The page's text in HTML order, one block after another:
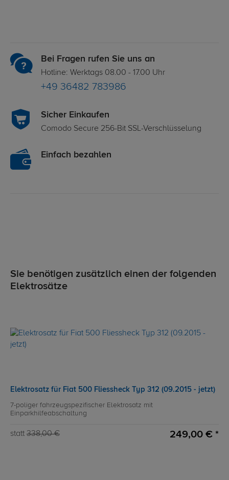
Bei Fragen rufen Sie uns an
Hotline: Werktags 08.00 - 17.00 Uhr
+49 36482 783986
Sicher Einkaufen
Comodo Secure 256-Bit SSL-Verschlüsselung
Einfach bezahlen
Sie benötigen zusätzlich einen der folgenden
Elektrosätze
Elektrosatz für Fiat 500 Fliessheck Typ 312 (09.2015 - jetzt)
7-poliger fahrzeugspezifischer Elektrosatz mit
Einparkhilfeabschaltung
statt 338,00 € 249,00 € *